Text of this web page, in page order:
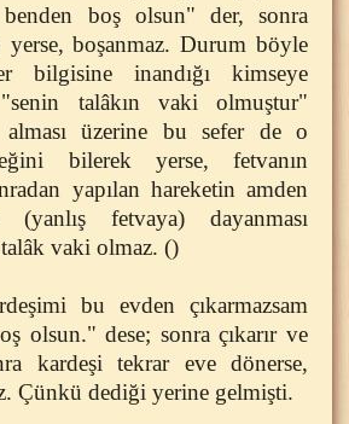
boş olsun" der, sonra
boşanmaz. Durum böyle
bilgisine inandığı kimseye
talâkın vaki olmuştur"
alması üzerine bu sefer de o
bilerek yerse, fetvanın
yapılan hareketin amden
fetvaya) dayanması
vaki olmaz. ()
bu evden çıkarmazsam
olsun." dese; sonra çıkarır ve
kardeşi tekrar eve dönerse,
Çünkü dediği yerine gelmişti.